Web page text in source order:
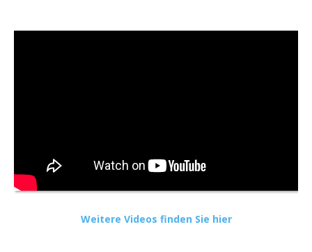
Weitere Videos finden Sie hier